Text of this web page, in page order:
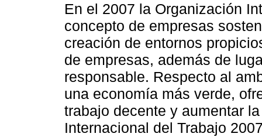
En el 2007 la Organización
concepto de empresas
creación de entornos
de empresas, además de
responsable. Respecto al
una economía más verde,
trabajo decente y aumentar
Internacional del Trabajo